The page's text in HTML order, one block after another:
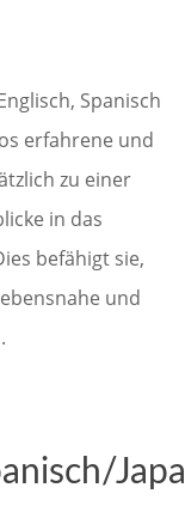
Spanisch
erfahrene und
zu einer
in das
befähigt sie,
und